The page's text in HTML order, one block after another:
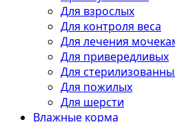
Для взрослых
Для контроля веса
Для лечения
Для привередливых
Для
Для пожилых
Для шерсти
Влажные корма